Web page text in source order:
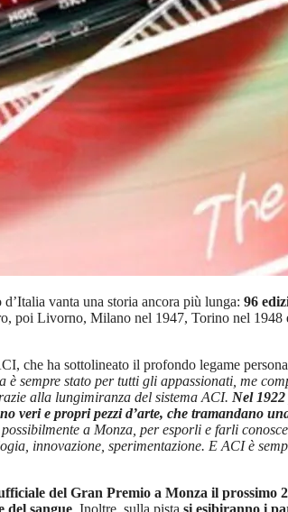
vanta una storia ancora più lunga: 96
poi Livorno, Milano nel 1947, Torino nel
che ha sottolineato il profondo legame
sempre stato per tutti gli appassionati, me
alla lungimiranza del sistema ACI. Nel
veri e propri pezzi d’arte, che tramandano
a Monza, per esporli e farli
innovazione, sperimentazione. E ACI è
del Gran Premio a Monza il prossimo
del sangue . Inoltre, sulla pista si esibiranno i